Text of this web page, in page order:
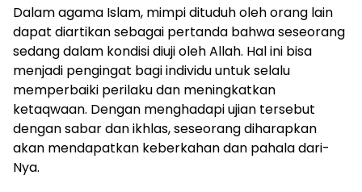
Dalam agama Islam, mimpi dituduh oleh orang lain
dapat diartikan sebagai pertanda bahwa seseorang
sedang dalam kondisi diuji oleh Allah. Hal ini bisa
menjadi pengingat bagi individu untuk selalu
memperbaiki perilaku dan meningkatkan
ketaqwaan. Dengan menghadapi ujian tersebut
dengan sabar dan ikhlas, seseorang diharapkan
akan mendapatkan keberkahan dan pahala dari-
Nya.